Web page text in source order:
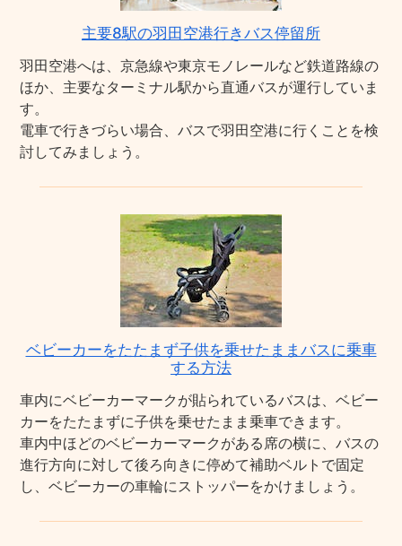
主要8駅の羽田空港行きバス停留所
羽田空港へは、京急線や東京モノレールなど鉄道路線の
ほか、主要なターミナル駅から直通バスが運行していま
す。
電車で行きづらい場合、バスで羽田空港に行くことを検
討してみましょう。
ベビーカーをたたまず子供を乗せたままバスに乗車
する方法
車内にベビーカーマークが貼られているバスは、ベビー
カーをたたまずに子供を乗せたまま乗車できます。
車内中ほどのベビーカーマークがある席の横に、バスの
進行方向に対して後ろ向きに停めて補助ベルトで固定
し、ベビーカーの車輪にストッパーをかけましょう。